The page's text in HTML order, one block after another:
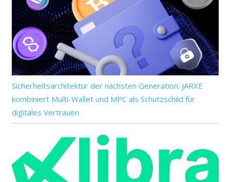
Sicherheitsarchitektur der nächsten Generation: JARXE
kombiniert Multi-Wallet und MPC als Schutzschild für
digitales Vertrauen